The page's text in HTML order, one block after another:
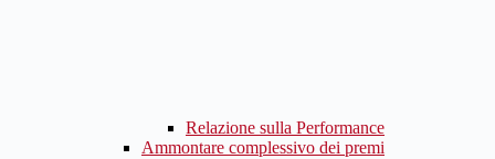
Relazione sulla Performance
Ammontare complessivo dei premi